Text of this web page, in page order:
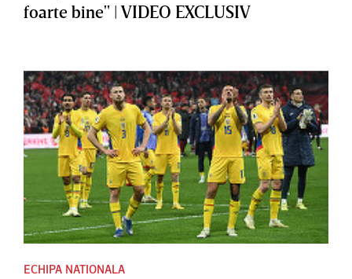
foarte bine" | VIDEO EXCLUSIV
ECHIPA NATIONALA